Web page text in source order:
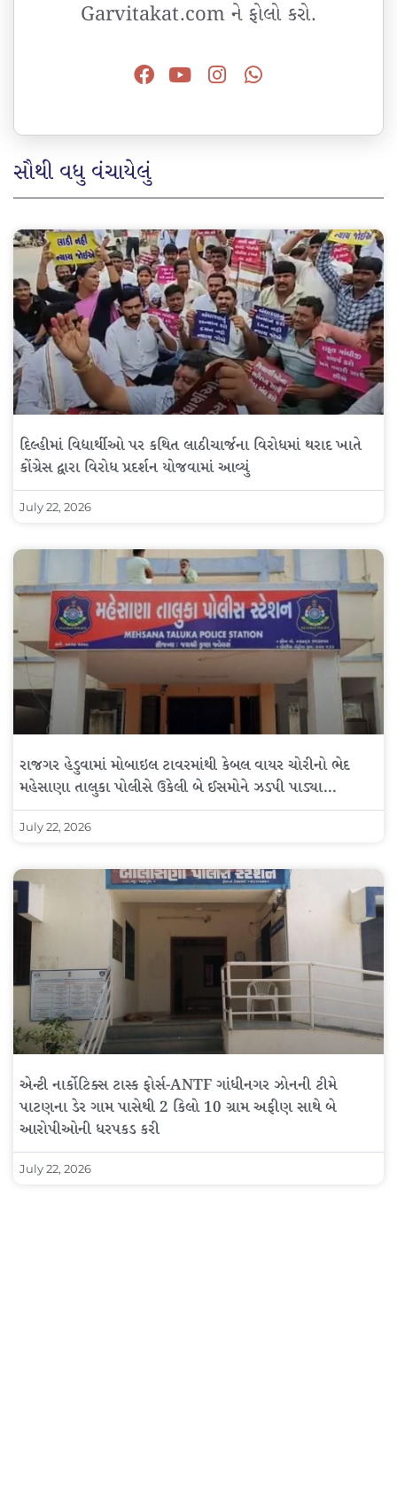
Garvitakat.com ને ફોલો કરો.
સૌથી વધુ વંચાયેલું
દિલ્હીમાં વિદ્યાર્થીઓ પર કથિત લાઠીચાર્જના વિરોધમાં થરાદ ખાતે
કોંગ્રેસ દ્વારા વિરોધ પ્રદર્શન યોજવામાં આવ્યું
July 22, 2026
રાજગર હેડુવામાં મોબાઇલ ટાવરમાંથી કેબલ વાયર ચોરીનો ભેદ
મહેસાણા તાલુકા પોલીસે ઉકેલી બે ઈસમોને ઝડપી પાડ્યા…
July 22, 2026
એન્ટી નાર્કોટિક્સ ટાસ્ક ફોર્સ-ANTF ગાંધીનગર ઝોનની ટીમે
પાટણના ડેર ગામ પાસેથી 2 કિલો 10 ગ્રામ અફીણ સાથે બે
આરોપીઓની ધરપકડ કરી
July 22, 2026